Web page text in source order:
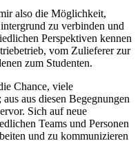
also die Möglichkeit,
zu verbinden und
Perspektiven kennen
vom Zulieferer zur
zum Studenten.
Chance, viele
aus diesen Begegnungen
Sich auf neue
Teams und Personen
und zu kommunizieren